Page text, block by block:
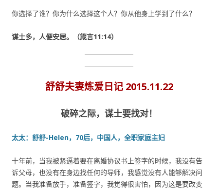
你选择了谁？你为什么选择这个人？你从他身上学到了什么？
谋士多，人便安居。（箴言11:14）
舒舒夫妻炼爱日记 2015.11.22
破碎之际，谋士要找对！
太太：舒舒-Helen，70后，中国人，全职家庭主妇
十年前，当我被紧逼着要在离婚协议书上签字的时候，我没有告
诉父母，也没有在身边找任何的导师，我感觉没有人能够解决问
题。当我准备放手，准备签字，我觉得很害怕，因为这是要改变